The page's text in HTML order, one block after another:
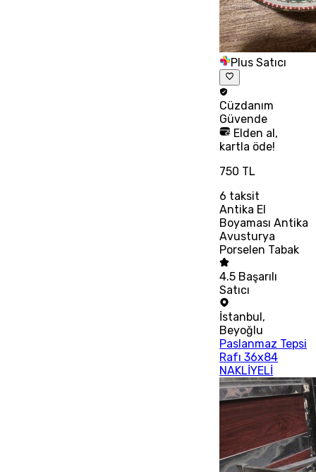
Plus Satıcı
Cüzdanım
Güvende
Elden al,
kartla öde!
750 TL
6 taksit
Antika El
Boyaması Antika
Avusturya
Porselen Tabak
4.5 Başarılı
Satıcı
İstanbul,
Beyoğlu
Paslanmaz Tepsi
Rafı 36x84
NAKLİYELİ